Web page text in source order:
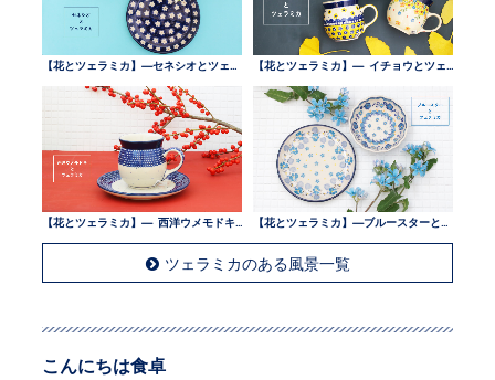
ツェラミカのある風景一覧
こんにちは食卓